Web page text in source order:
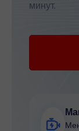
минут.